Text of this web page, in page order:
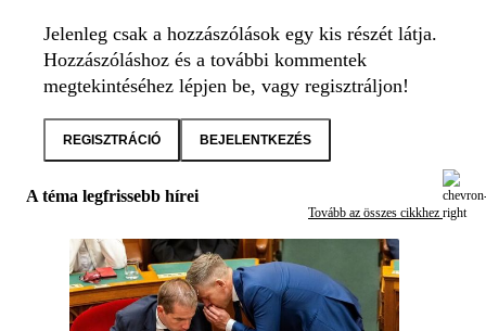
Jelenleg csak a hozzászólások egy kis részét látja.
Hozzászóláshoz és a további kommentek
megtekintéséhez lépjen be, vagy regisztráljon!
REGISZTRÁCIÓ BEJELENTKEZÉS
A téma legfrissebb hírei
Tovább az összes cikkhez